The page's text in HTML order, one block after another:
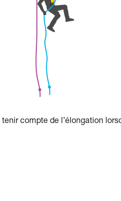
compte de l’élongation